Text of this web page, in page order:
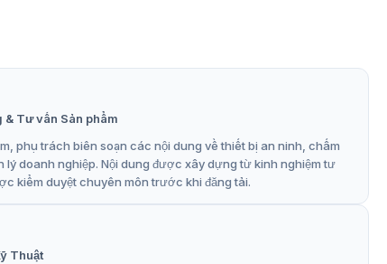
theo các tiêu chuẩn cao cấp nhất như ANSI/TIA-
một số đặc điểm nổi bật của cáp mạng này:
ổn định.
là 5.8mm. 305 m.
Tư vấn Sản phẩm
phụ trách biên soạn các nội dung về thiết bị an ninh, chấm
doanh nghiệp. Nội dung được xây dựng từ kinh nghiệm tư
kiểm duyệt chuyên môn trước khi đăng tải.
Thuật